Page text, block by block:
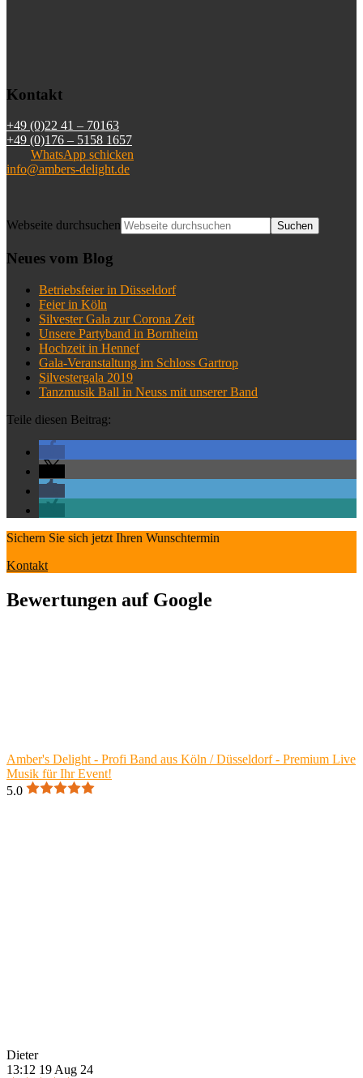
Kontakt
+49 (0)22 41 – 70163
+49 (0)176 – 5158 1657
WhatsApp schicken
info@ambers-delight.de
Webseite durchsuchen
Neues vom Blog
Betriebsfeier in Düsseldorf
Feier in Köln
Silvester Gala zur Corona Zeit
Unsere Partyband in Bornheim
Hochzeit in Hennef
Gala-Veranstaltung im Schloss Gartrop
Silvestergala 2019
Tanzmusik Ball in Neuss mit unserer Band
Teile diesen Beitrag:
Sichern Sie sich jetzt Ihren Wunschtermin
Kontakt
Bewertungen auf Google
Amber's Delight - Profi Band aus Köln / Düsseldorf - Premium Live
Musik für Ihr Event!
5.0
Dieter
13:12 19 Aug 24